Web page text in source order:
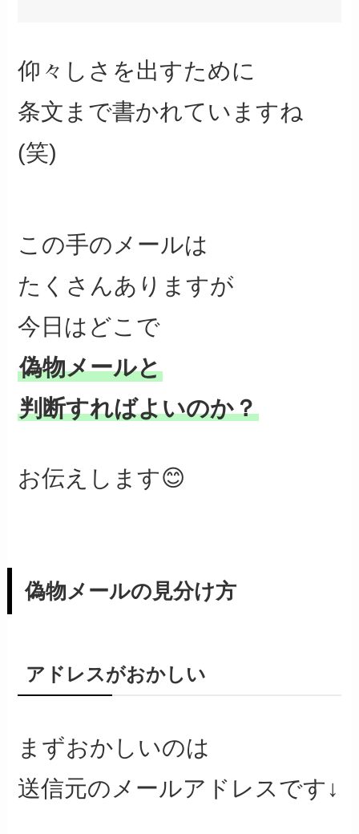
仰々しさを出すために
条文まで書かれていますね
(笑)
この手のメールは
たくさんありますが
今日はどこで
偽物メールと
判断すればよいのか？
お伝えします😊
偽物メールの見分け方
アドレスがおかしい
まずおかしいのは
送信元のメールアドレスです↓